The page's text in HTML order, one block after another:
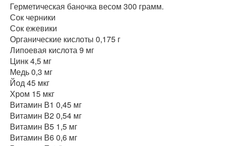
Герметическая баночка весом 300 грамм.
Сок черники
Сок ежевики
Органические кислоты 0,175 г
Липоевая кислота 9 мг
Цинк 4,5 мг
Медь 0,3 мг
Йод 45 мкг
Хром 15 мкг
Витамин В1 0,45 мг
Витамин В2 0,54 мг
Витамин В5 1,5 мг
Витамин В6 0,6 мг